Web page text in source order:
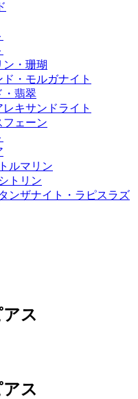
・珊瑚
・モルガナイト
翡翠
キサンドライト
ェーン
ルマリン
トリン
ンザナイト・ラピスラズ
ス
ス